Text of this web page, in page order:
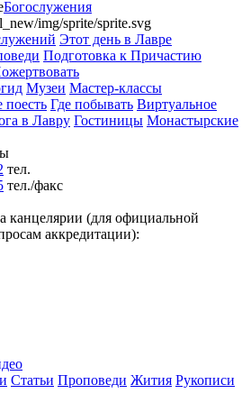
Богослужения
img/sprite/sprite.svg
Этот день в Лавре
Подготовка к Причастию
Музеи Мастер-классы
поесть Где побывать Виртуальное
в Лавру Гостиницы Монастырские
тел.
тел./факс
канцелярии (для официальной
аккредитации):
Статьи Проповеди Жития Рукописи